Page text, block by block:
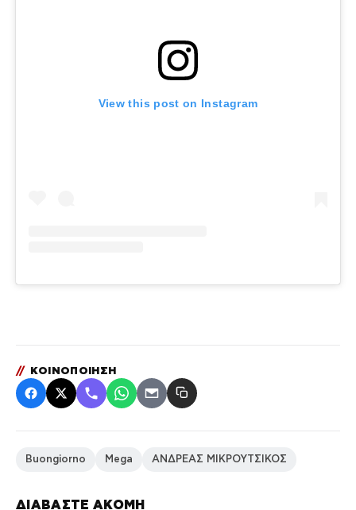
ΔΙΑΒΑΣΤΕ ΑΚΟΜΗ
View this post on Instagram
// ΚΟΙΝΟΠΟΙΗΣΗ
Buongiorno Mega ΑΝΔΡΕΑΣ ΜΙΚΡΟΥΤΣΙΚΟΣ